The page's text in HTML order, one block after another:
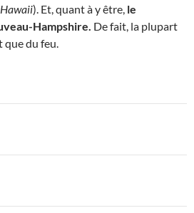
Hawaii). Et, quant à y être, le
Hampshire. De fait, la plupart
que du feu.